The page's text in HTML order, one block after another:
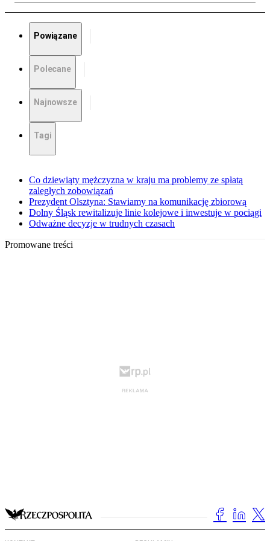
Powiązane
Polecane
Najnowsze
Tagi
Co dziewiąty mężczyzna w kraju ma problemy ze spłatą
zaległych zobowiązań
Prezydent Olsztyna: Stawiamy na komunikację zbiorową
Dolny Śląsk rewitalizuje linie kolejowe i inwestuje w pociągi
Odważne decyzje w trudnych czasach
Promowane treści